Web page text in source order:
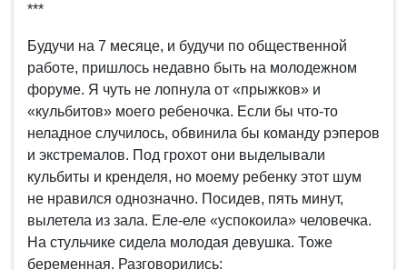
***
Будучи на 7 месяце, и будучи по общественной
работе, пришлось недавно быть на молодежном
форуме. Я чуть не лопнула от «прыжков» и
«кульбитов» моего ребеночка. Если бы что-то
неладное случилось, обвинила бы команду рэперов
и экстремалов. Под грохот они выделывали
кульбиты и кренделя, но моему ребенку этот шум
не нравился однозначно. Посидев, пять минут,
вылетела из зала. Еле-еле «успокоила» человечка.
На стульчике сидела молодая девушка. Тоже
беременная. Разговорились: